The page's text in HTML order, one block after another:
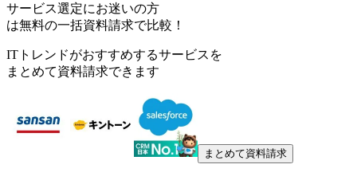
サービス選定にお迷いの方
は無料の一括資料請求で比較！
ITトレンドがおすすめするサービスを
まとめて資料請求できます
まとめて資料請求